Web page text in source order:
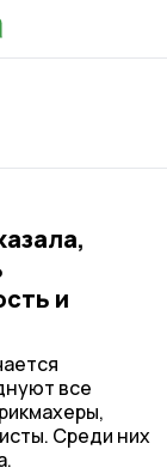
и
все
Среди них